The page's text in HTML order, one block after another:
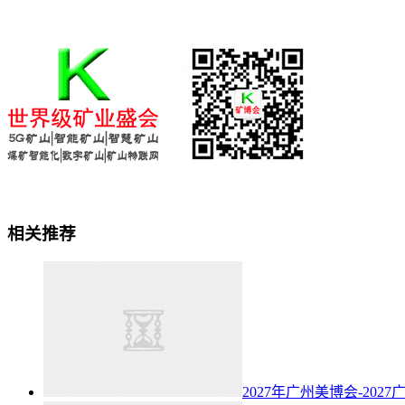
相关推荐
2027年广州美博会-2027